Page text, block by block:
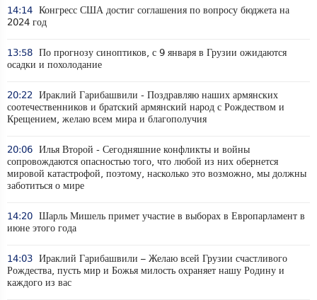
14:14 Конгресс США достиг соглашения по вопросу бюджета на
2024 год
13:58 По прогнозу синоптиков, с 9 января в Грузии ожидаются
осадки и похолодание
20:22 Ираклий Гарибашвили - Поздравляю наших армянских
соотечественников и братский армянский народ с Рождеством и
Крещением, желаю всем мира и благополучия
20:06 Илья Второй - Сегодняшние конфликты и войны
сопровождаются опасностью того, что любой из них обернется
мировой катастрофой, поэтому, насколько это возможно, мы должны
заботиться о мире
14:20 Шарль Мишель примет участие в выборах в Европарламент в
июне этого года
14:03 Ираклий Гарибашвили – Желаю всей Грузии счастливого
Рождества, пусть мир и Божья милость охраняет нашу Родину и
каждого из вас